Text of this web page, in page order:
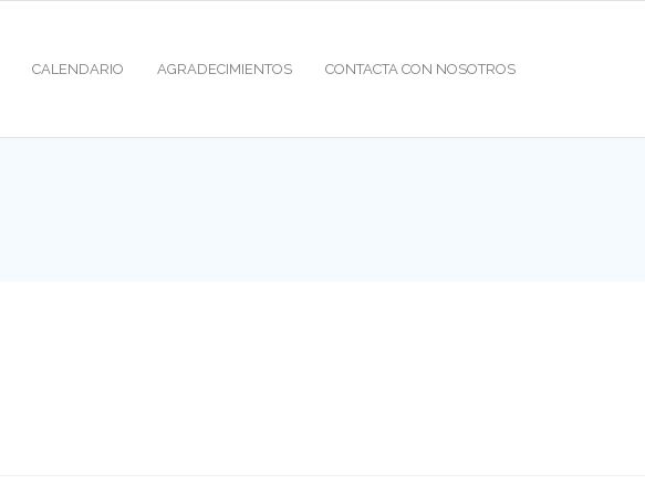
CALENDARIO AGRADECIMIENTOS CONTACTA CON NOSOTROS